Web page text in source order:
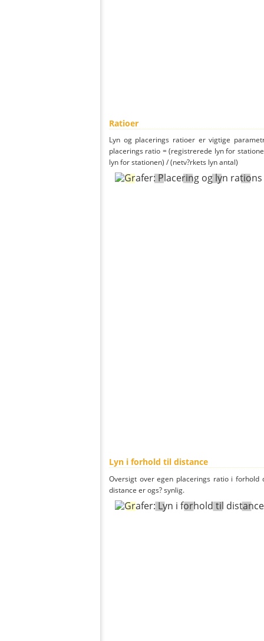
Ratioer
Lyn og placerings ratioer er vigtige
placerings ratio = (registrerede lyn for
lyn for stationen) / (netv?rkets lyn antal)
Lyn i forhold til distance
Oversigt over egen placerings ratio i
distance er ogs? synlig.